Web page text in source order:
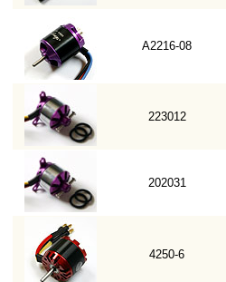
A2216-08
223012
202031
4250-6